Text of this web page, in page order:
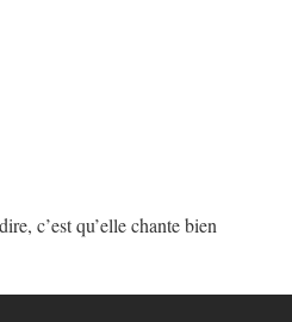
c’est qu’elle chante bien